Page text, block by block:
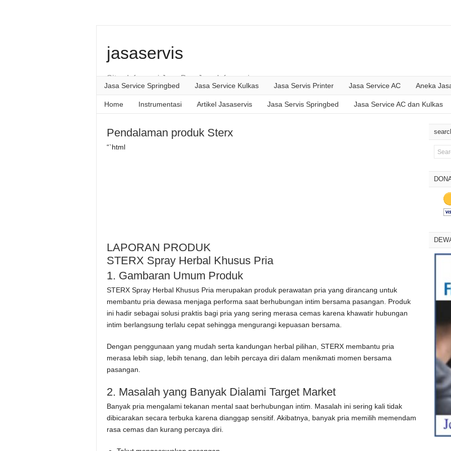
jasaservis
Situs Informasi Jasa Dan Jasa Informasi
Jasa Service Springbed Jasa Service Kulkas Jasa Servis Printer Jasa Service AC Aneka
Home Instrumentasi Artikel Jasaservis Jasa Servis Springbed Jasa Service AC dan Kulkas
Pendalaman produk Sterx
“`html
LAPORAN PRODUK
STERX Spray Herbal Khusus Pria
1. Gambaran Umum Produk
STERX Spray Herbal Khusus Pria merupakan produk perawatan pria yang dirancang untuk
membantu pria dewasa menjaga performa saat berhubungan intim bersama pasangan. Produk
ini hadir sebagai solusi praktis bagi pria yang sering merasa cemas karena khawatir hubungan
intim berlangsung terlalu cepat sehingga mengurangi kepuasan bersama.
Dengan penggunaan yang mudah serta kandungan herbal pilihan, STERX membantu pria
merasa lebih siap, lebih tenang, dan lebih percaya diri dalam menikmati momen bersama
pasangan.
2. Masalah yang Banyak Dialami Target Market
Banyak pria mengalami tekanan mental saat berhubungan intim. Masalah ini sering kali tidak
dibicarakan secara terbuka karena dianggap sensitif. Akibatnya, banyak pria memilih memendam
rasa cemas dan kurang percaya diri.